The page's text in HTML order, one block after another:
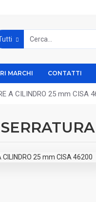
MARCHI CONTATTI
A CILINDRO 25 mm CISA